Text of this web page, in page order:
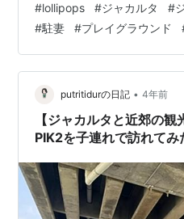
てくれ、入場口近くで保管し
た。 値段は、平日が子ども1
大人1人Rp30,000、休日は
添いの大人1人Rp40,000で
#lollipops #ジャカルタ #
#駐妻 #プレイグラウンド
putritidurの日記 • 4年前
【ジャカルタと近郊の
PIK2を子連れで訪れてみ